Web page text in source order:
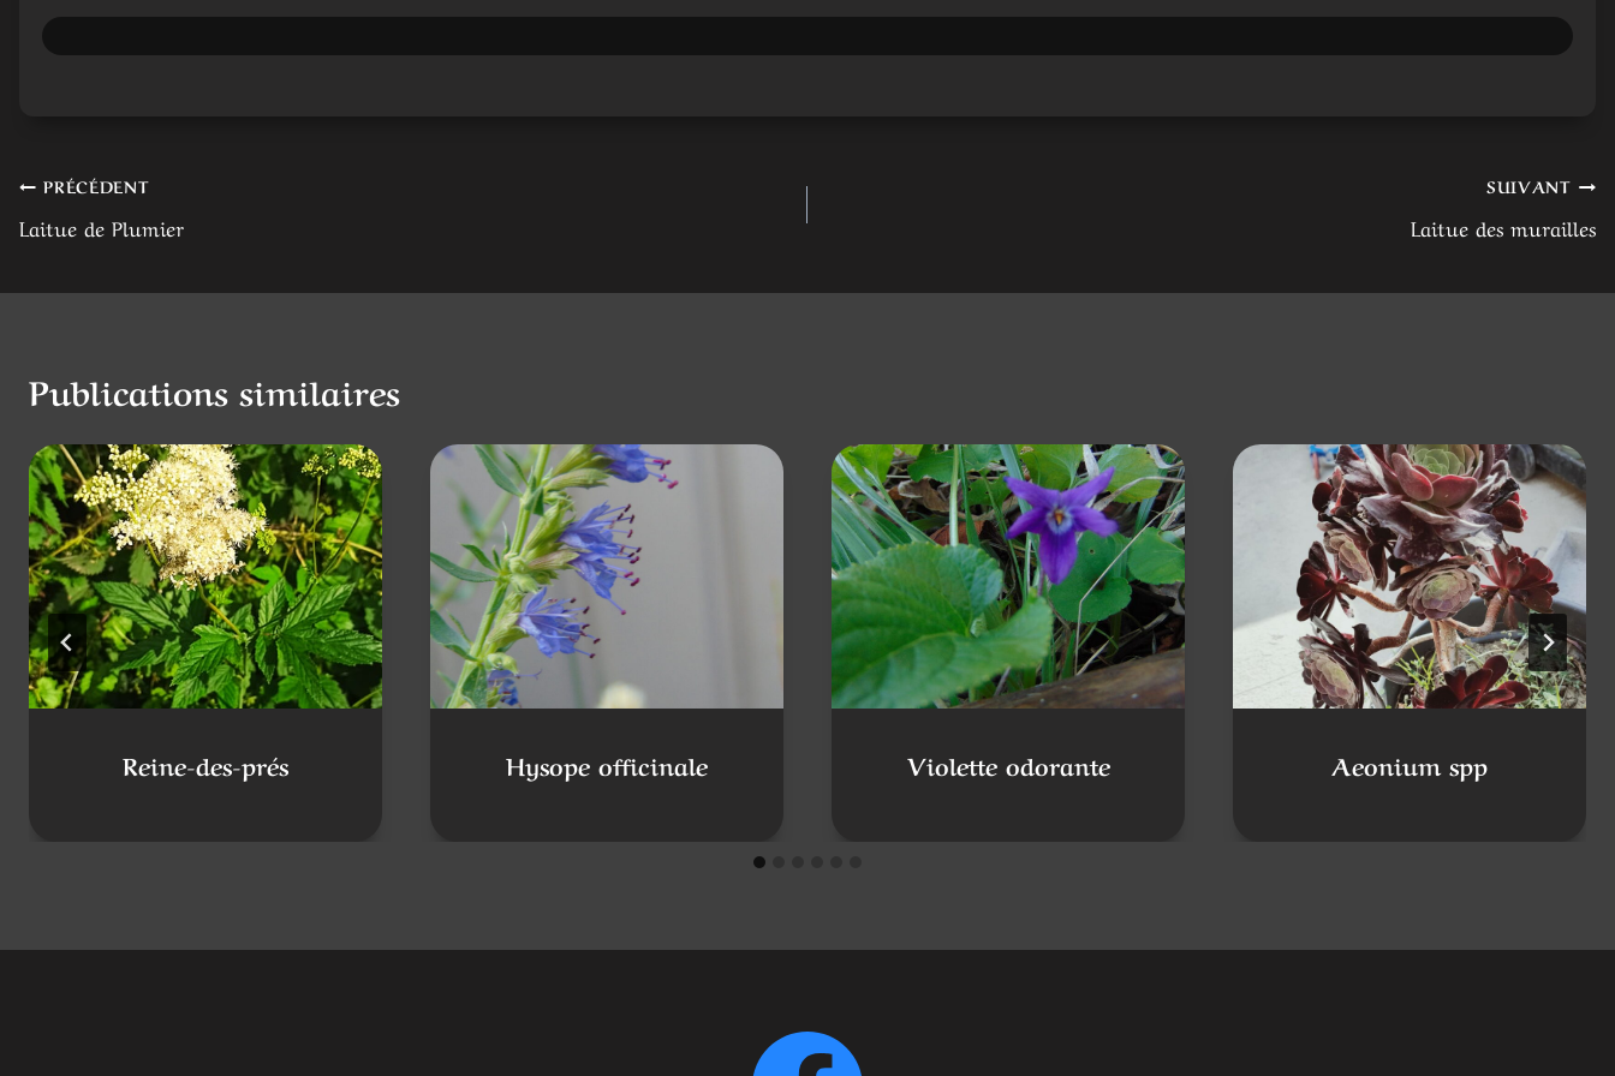
Navigation
de
l’article
PRÉCÉDENT
Laitue de Plumier
SUIVANT
Laitue des murailles
Publications similaires
Reine-des-prés Hysope officinale Violette odorante Aeonium spp